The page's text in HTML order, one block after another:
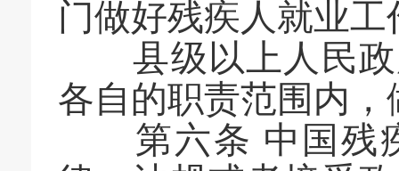
门做好残疾人就业工
县级以上人民政
各自的职责范围内
第六条 中国残疾